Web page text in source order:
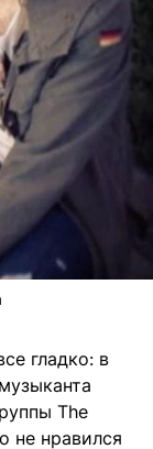
гладко: в
The
не нравился